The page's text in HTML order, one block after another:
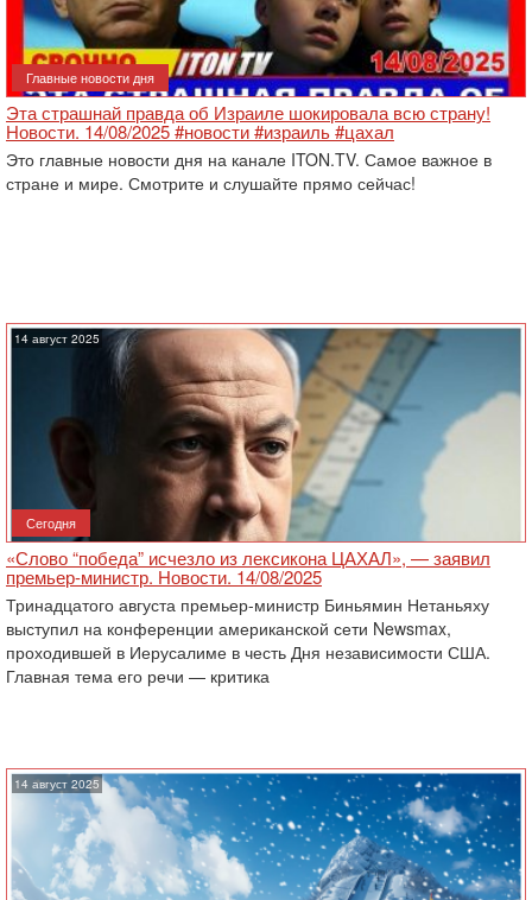
Главные новости дня
Эта страшнай правда об Израиле шокировала всю страну!
Новости. 14/08/2025 #новости #израиль #цахал
Это главные новости дня на канале ITON.TV. Самое важное в
стране и мире. Смотрите и слушайте прямо сейчас!
14 август 2025
Сегодня
«Слово “победа” исчезло из лексикона ЦАХАЛ», — заявил
премьер-министр. Новости. 14/08/2025
Тринадцатого августа премьер-министр Биньямин Нетаньяху
выступил на конференции американской сети Newsmax,
проходившей в Иерусалиме в честь Дня независимости США.
Главная тема его речи — критика
14 август 2025